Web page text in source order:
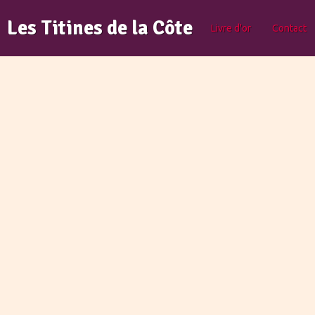
Les Titines de la Côte Livre d'or Contact